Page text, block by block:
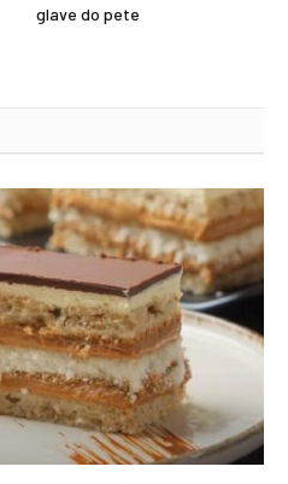
glave do pete